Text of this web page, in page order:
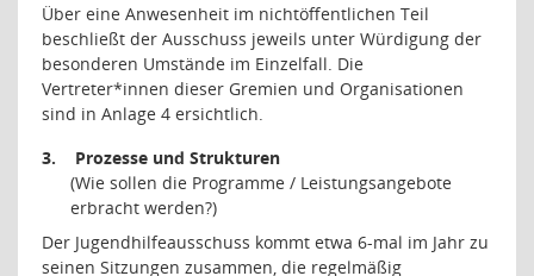
Über eine Anwesenheit im nichtöffentlichen Teil
beschließt der Ausschuss jeweils unter Würdigung der
besonderen Umstände im Einzelfall. Die
Vertreter*innen dieser Gremien und Organisationen
sind in Anlage 4 ersichtlich.
3.
Prozesse und Strukturen
(Wie sollen die Programme / Leistungsangebote
erbracht werden?)
Der Jugendhilfeausschuss kommt etwa 6-mal im Jahr zu
seinen Sitzungen zusammen, die regelmäßig